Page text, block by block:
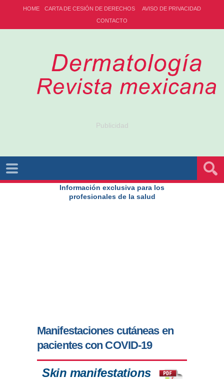
HOME CARTA DE CESIÓN DE DERECHOS
AVISO DE PRIVACIDAD
CONTACTO
Publicidad
Información exclusiva para los
profesionales de la salud
Manifestaciones cutáneas en
pacientes con COVID-19
Skin manifestations